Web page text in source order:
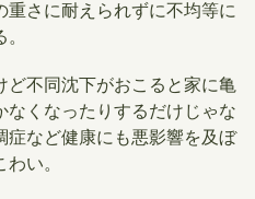
さに耐えられずに不均等に
ど不同沈下がおこると家に亀
くなったりするだけじゃな
症など健康にも悪影響を及ぼ
い。